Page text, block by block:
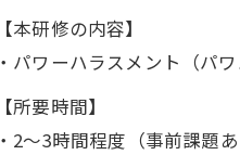
【本研修の内容】
・パワーハラスメント（パ
【所要時間】
・2～3時間程度（事前課題あ